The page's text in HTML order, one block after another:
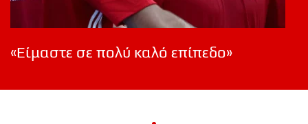
«Είμαστε σε πολύ καλό επίπεδο»